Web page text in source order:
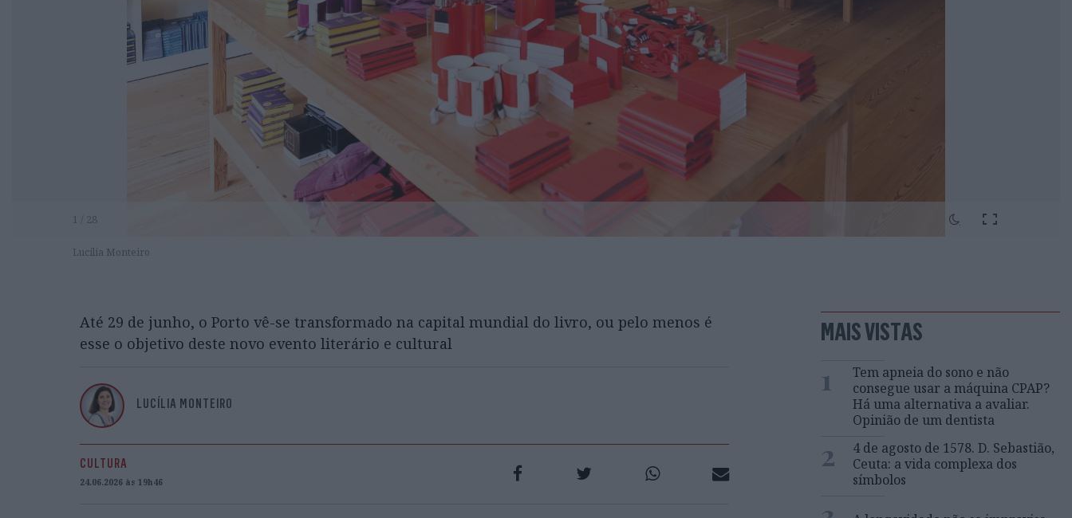
1 / 28
Lucilia Monteiro
Até 29 de junho, o Porto vê-se transformado na capital mundial do livro, ou pelo menos é
esse o objetivo deste novo evento literário e cultural
LUCÍLIA MONTEIRO
CULTURA
24.06.2026 às 19h46
MAIS VISTAS
1
Tem apneia do sono e não
consegue usar a máquina CPAP?
Há uma alternativa a avaliar.
Opinião de um dentista
2
4 de agosto de 1578. D. Sebastião,
Ceuta: a vida complexa dos
símbolos